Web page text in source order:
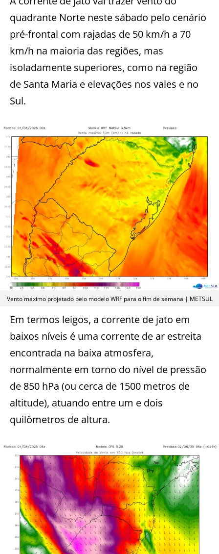
quadrante Norte neste sábado pelo cenário
pré-frontal com rajadas de 50 km/h a 70
km/h na maioria das regiões, mas
isoladamente superiores, como na região
de Santa Maria e elevações nos vales e no
Sul.
Vento máximo projetado pelo modelo WRF para o fim de semana | METSUL
Em termos leigos, a corrente de jato em
baixos níveis é uma corrente de ar estreita
encontrada na baixa atmosfera,
normalmente em torno do nível de pressão
de 850 hPa (ou cerca de 1500 metros de
altitude), atuando entre um e dois
quilômetros de altura.